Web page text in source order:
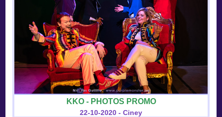
KKO - PHOTOS PROMO
22-10-2020 - Ciney